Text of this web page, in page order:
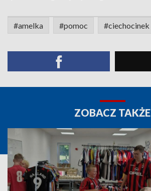
#amelka #pomoc #ciechocinek
ZOBACZ TAKŻE